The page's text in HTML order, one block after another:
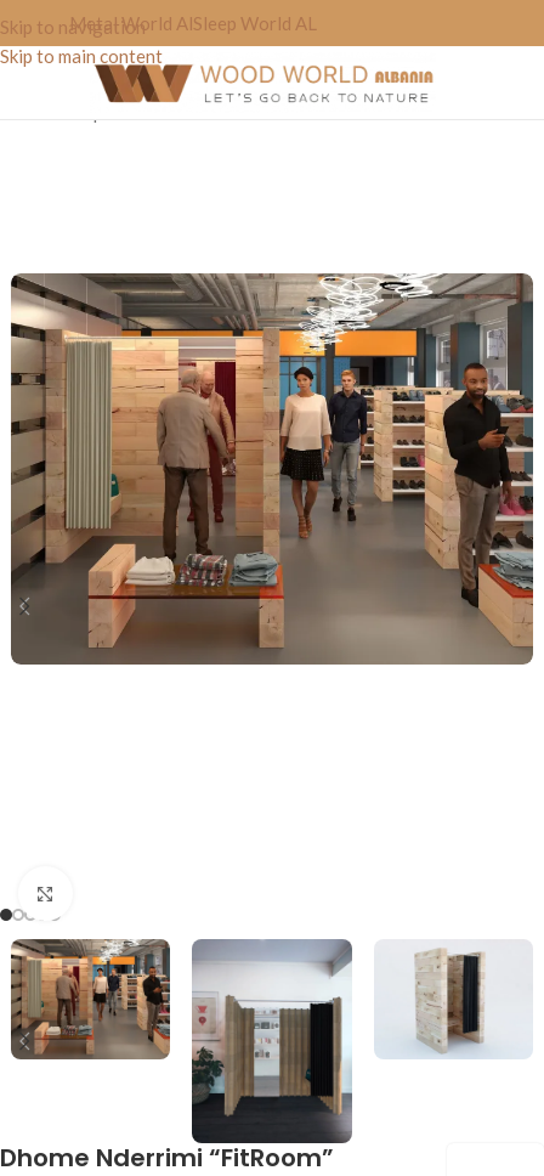
Skip to navigation
Skip to main content
Metal World AlSleep World AL
Dhome Nderrimi “FitRoom”